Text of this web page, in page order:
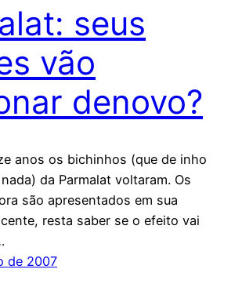
seus
vão
denovo?
anos os bichinhos (que de inho
da Parmalat voltaram. Os
são apresentados em sua
resta saber se o efeito vai
de 2007